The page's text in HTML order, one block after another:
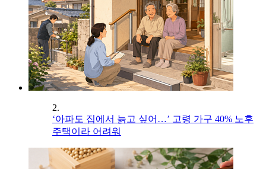
2.
‘아파도 집에서 늙고 싶어…’ 고령 가구 40% 노후
주택이라 어려워